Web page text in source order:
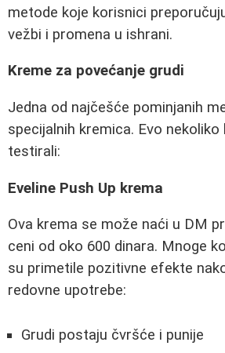
metode koje korisnici
vežbi i promena u ishrani.
Kreme za povećanje grudi
Jedna od najčešće pominjanih
specijalnih kremica. Evo
testirali:
Eveline Push Up krema
Ova krema se može naći u DM
ceni od oko 600 dinara. Mnoge
su primetile pozitivne efekte
redovne upotrebe:
Grudi postaju čvršće i punije